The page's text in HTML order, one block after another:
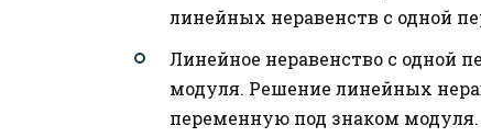
линейных неравенств с одной
Линейное неравенство с одной
модуля. Решение линейных
переменную под знаком модуля.